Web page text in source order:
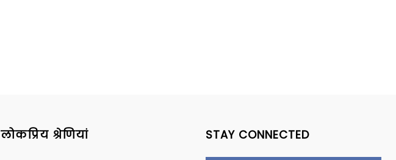
लोकप्रिय श्रेणियां STAY CONNECTED